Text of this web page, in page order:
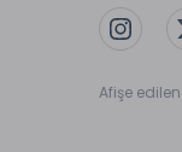
Afişe